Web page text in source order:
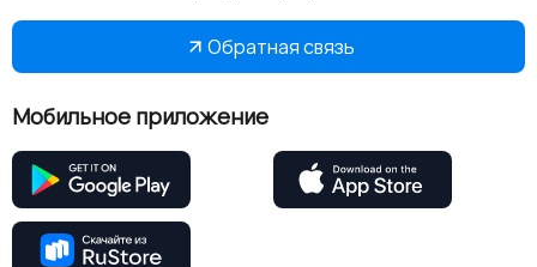
Обратная связь
Мобильное приложение